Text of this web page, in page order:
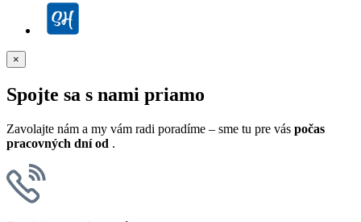
×
Spojte sa s nami priamo
Zavolajte nám a my vám radi poradíme – sme tu pre vás počas
pracovných dní od .